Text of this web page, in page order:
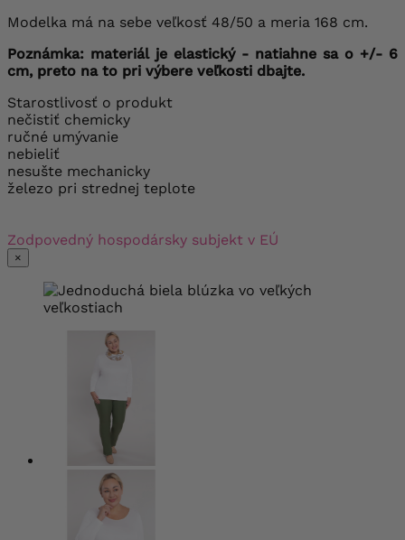
Modelka má na sebe veľkosť 48/50 a meria 168 cm.
Poznámka: materiál je elastický - natiahne sa o +/- 6
cm, preto na to pri výbere veľkosti dbajte.
Starostlivosť o produkt
nečistiť chemicky
ručné umývanie
nebieliť
nesušte mechanicky
železo pri strednej teplote
Zodpovedný hospodársky subjekt v EÚ
×